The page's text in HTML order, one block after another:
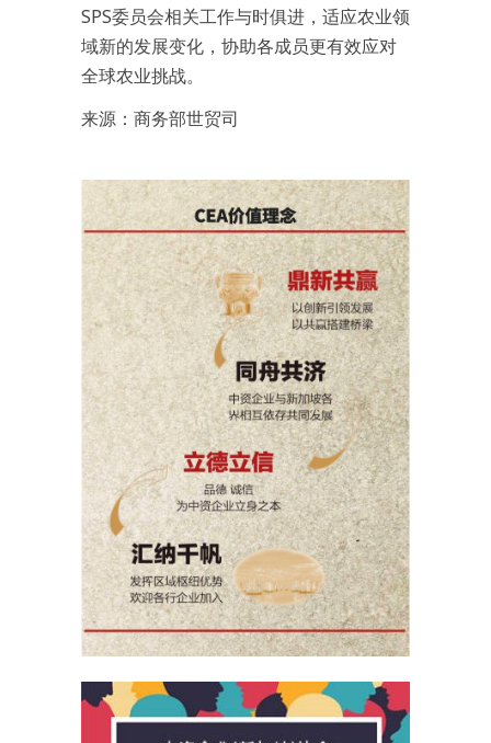
SPS委员会相关工作与时俱进，适应农业领
域新的发展变化，协助各成员更有效应对
全球农业挑战。
来源：商务部世贸司